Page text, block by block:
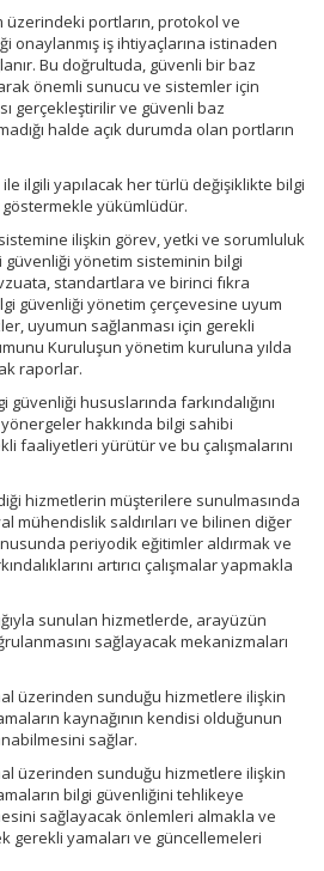
üzerindeki portların, protokol ve
onaylanmış iş ihtiyaçlarına istinaden
Bu doğrultuda, güvenli bir baz
önemli sunucu ve sistemler için
gerçekleştirilir ve güvenli baz
halde açık durumda olan portların
ilgili yapılacak her türlü değişiklikte bilgi
yükümlüdür.
ilişkin görev, yetki ve sorumluluk
yönetim sisteminin bilgi
standartlara ve birinci fıkra
güvenliği yönetim çerçevesine uyum
uyumun sağlanması için gerekli
Kuruluşun yönetim kuruluna yılda
raporlar.
hususlarında farkındalığını
hakkında bilgi sahibi
faaliyetleri yürütür ve bu çalışmalarını
hizmetlerin müşterilere sunulmasında
mühendislik saldırıları ve bilinen diğer
periyodik eğitimler aldırmak ve
artırıcı çalışmalar yapmakla
sunulan hizmetlerde, arayüzün
sağlayacak mekanizmaları
üzerinden sunduğu hizmetlere ilişkin
kaynağının kendisi olduğunun
sağlar.
üzerinden sunduğu hizmetlere ilişkin
bilgi güvenliğini tehlikeye
sağlayacak önlemleri almakla ve
gerekli yamaları ve güncellemeleri